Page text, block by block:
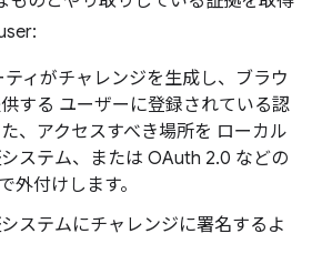
ティがチャレンジを生成し、ブラウ
する ユーザーに登録されている認
、アクセスすべき場所を ローカル
ステム、または OAuth 2.0 などの
外付けします。
ステムにチャレンジに署名するよ